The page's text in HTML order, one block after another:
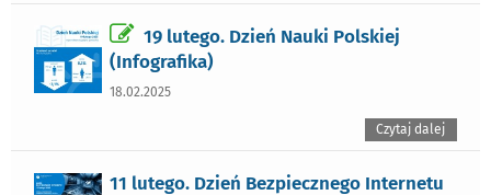
19 lutego. Dzień Nauki Polskiej
(Infografika)
18.02.2025
Czytaj dalej
11 lutego. Dzień Bezpiecznego Internetu